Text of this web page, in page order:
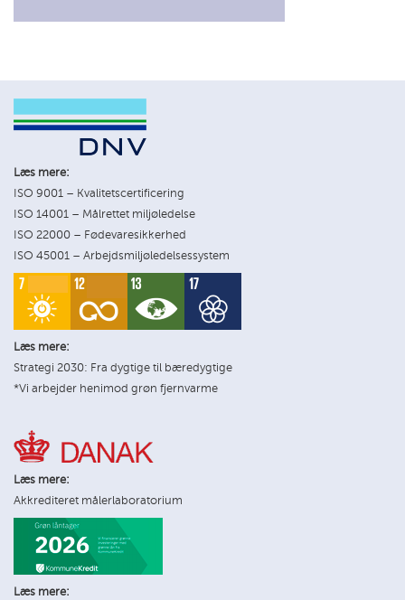
Læs mere:
ISO 9001 – Kvalitetscertificering
ISO 14001 – Målrettet miljøledelse
ISO 22000 – Fødevaresikkerhed
ISO 45001 – Arbejdsmiljøledelsessystem
Læs mere:
Strategi 2030: Fra dygtige til bæredygtige
*Vi arbejder henimod grøn fjernvarme
Læs mere:
Akkrediteret målerlaboratorium
Læs mere: